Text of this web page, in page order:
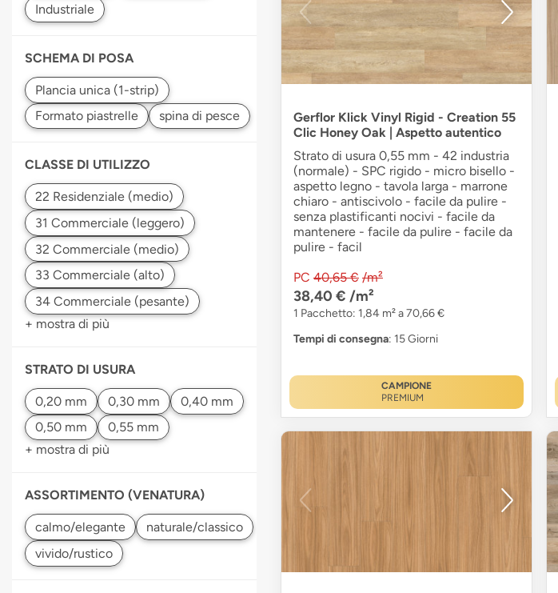
SCHEMA DI POSA
CLASSE DI UTILIZZO
+ mostra di più
STRATO DI USURA
+ mostra di più
ASSORTIMENTO (VENATURA)
Gerflor Klick Vinyl Rigid - Creation 55
Clic Honey Oak | Aspetto autentico
Strato di usura 0,55 mm - 42 industria
(normale) - SPC rigido - micro bisello -
aspetto legno - tavola larga - marrone
chiaro - antiscivolo - facile da pulire -
senza plastificanti nocivi - facile da
mantenere - facile da pulire - facile da
pulire - facil
PC 40,65 € /m²
38,40 € /m²
1 Pacchetto: 1,84 m² a 70,66 €
Tempi di consegna: 15 Giorni
CAMPIONE
PREMIUM